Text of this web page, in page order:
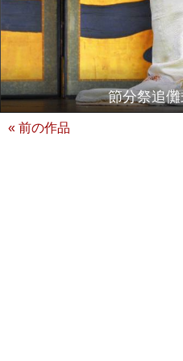
節分祭追
« 前の作品